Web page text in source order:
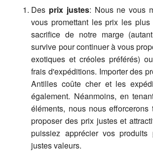
Des prix justes: Nous ne vous
vous promettant les prix les
sacrifice de notre marge
survive pour continuer à vous
exotiques et créoles préférés)
frais d'expéditions. Importer des
Antilles coûte cher et les
également. Néanmoins, en
éléments, nous nous efforcerons
proposer des prix justes et
puissiez apprécier vos produits
justes valeurs.